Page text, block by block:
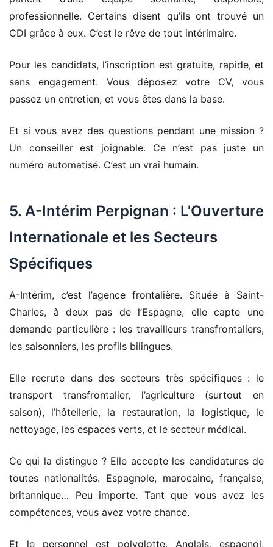
professionnelle. Certains disent qu’ils ont trouvé un
CDI grâce à eux. C’est le rêve de tout intérimaire.
Pour les candidats, l’inscription est gratuite, rapide, et
sans engagement. Vous déposez votre CV, vous
passez un entretien, et vous êtes dans la base.
Et si vous avez des questions pendant une mission ?
Un conseiller est joignable. Ce n’est pas juste un
numéro automatisé. C’est un vrai humain.
5. A-Intérim Perpignan : L'Ouverture
Internationale et les Secteurs
Spécifiques
A-Intérim, c’est l’agence frontalière. Située à Saint-
Charles, à deux pas de l’Espagne, elle capte une
demande particulière : les travailleurs transfrontaliers,
les saisonniers, les profils bilingues.
Elle recrute dans des secteurs très spécifiques : le
transport transfrontalier, l’agriculture (surtout en
saison), l’hôtellerie, la restauration, la logistique, le
nettoyage, les espaces verts, et le secteur médical.
Ce qui la distingue ? Elle accepte les candidatures de
toutes nationalités. Espagnole, marocaine, française,
britannique… Peu importe. Tant que vous avez les
compétences, vous avez votre chance.
Et le personnel est polyglotte. Anglais, espagnol,